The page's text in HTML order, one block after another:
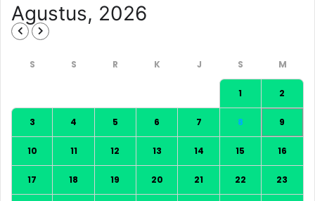
Agustus, 2026
1 2
3 4 5 6 7 8 9
10 11 12 13 14 15 16
17 18 19 20 21 22 23